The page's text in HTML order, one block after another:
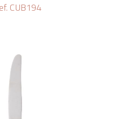
CUB194